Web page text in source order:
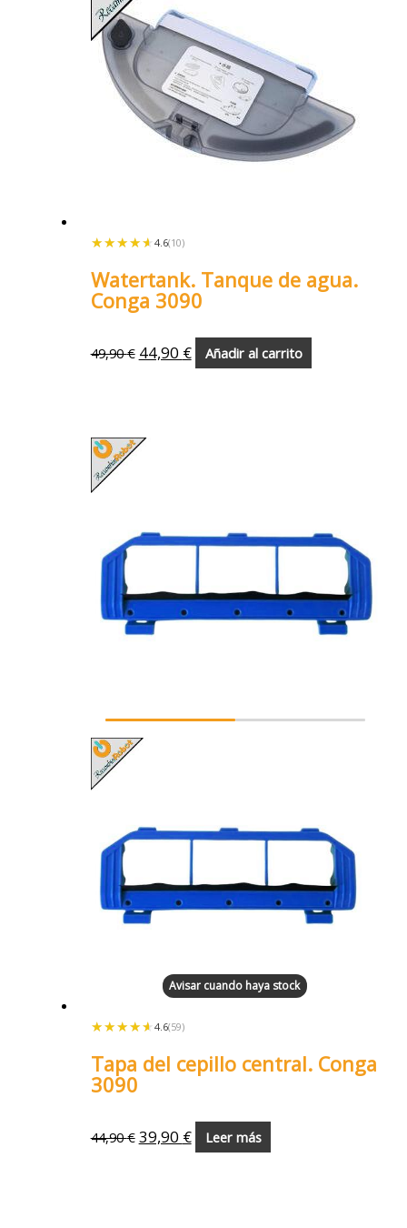
★★★★★
★★★★★ 4.6(10)
Watertank. Tanque de agua.
Conga 3090
49,90€ 44,90 € Añadir al carrito
Avisar cuando haya stock
★★★★★
★★★★★ 4.6(59)
Tapa del cepillo central. Conga
3090
44,90€ 39,90 € Leer más